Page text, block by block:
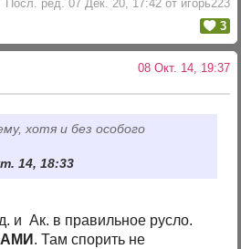
Посл. ред. 07 Дек. 20, 17:42 от игорь223
3
08 Окт. 14, 19:37
хотя и без особого
14, 18:33
и Ак. в правильное русло.
. Там спорить не